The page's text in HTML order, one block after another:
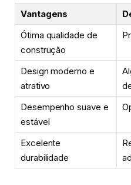
Vantagens
Ótima qualidade de
construção
Design moderno e
atrativo
Desempenho suave e
estável
Excelente
durabilidade